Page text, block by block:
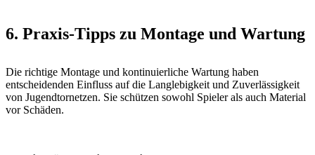
6. Praxis-Tipps zu Montage und Wartung
Die richtige Montage und kontinuierliche Wartung haben
entscheidenden Einfluss auf die Langlebigkeit und Zuverlässigkeit
von Jugendtornetzen. Sie schützen sowohl Spieler als auch Material
vor Schäden.